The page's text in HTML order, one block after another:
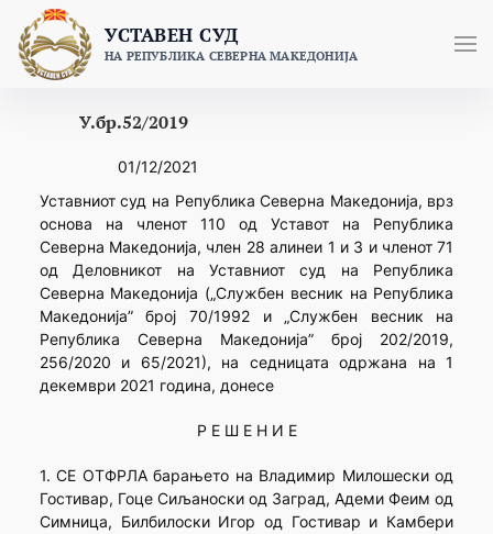
content
УСТАВЕН СУД
НА РЕПУБЛИКА СЕВЕРНА МАКЕДОНИЈА
У.бр.52/2019
01/12/2021
Уставниот суд на Република Северна Македонија, врз
основа на членот 110 од Уставот на Република
Северна Македонија, член 28 алинеи 1 и 3 и членот 71
од Деловникот на Уставниот суд на Република
Северна Македонија („Службен весник на Република
Македонија” број 70/1992 и „Службен весник на
Република Северна Македонија” број 202/2019,
256/2020 и 65/2021), на седницата одржана на 1
декември 2021 година, донесе
Р Е Ш Е Н И Е
1. СЕ ОТФРЛА барањето на Владимир Милошески од
Гостивар, Гоце Сиљаноски од Заград, Адеми Феим од
Симница, Билбилоски Игор од Гостивар и Камбери